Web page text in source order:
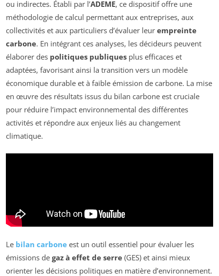
ou indirectes. Établi par l’ADEME, ce dispositif offre une
méthodologie de calcul permettant aux entreprises, aux
collectivités et aux particuliers d’évaluer leur empreinte
carbone. En intégrant ces analyses, les décideurs peuvent
élaborer des politiques publiques plus efficaces et
adaptées, favorisant ainsi la transition vers un modèle
économique durable et à faible émission de carbone. La mise
en œuvre des résultats issus du bilan carbone est cruciale
pour réduire l’impact environnemental des différentes
activités et répondre aux enjeux liés au changement
climatique.
Le bilan carbone est un outil essentiel pour évaluer les
émissions de gaz à effet de serre (GES) et ainsi mieux
orienter les décisions politiques en matière d’environnement.